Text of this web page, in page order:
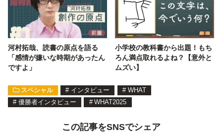
河村拓哉、読書の原点を語る
「感情が嫌いな時期があったん
ですよ」
小学校の教科書から出題！もち
ろん満点取れるよね？【意外と
ムズい】
スペシャル # インタビュー # WHAT
# 優勝者インタビュー # WHAT2025
この記事をSNSでシェア